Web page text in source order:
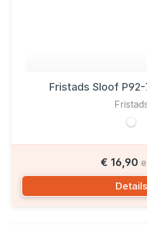
Fristads Sloof
€ 16,90
Details